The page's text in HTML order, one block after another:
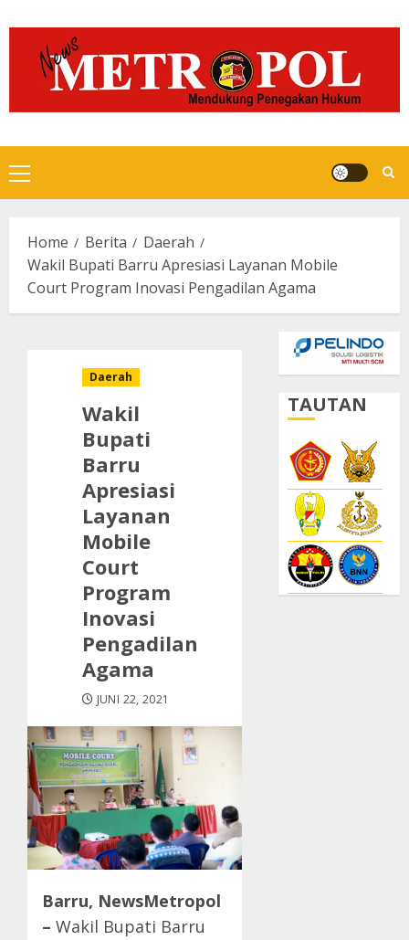
to
content
Primary
Menu
Home Berita
Daerah
Wakil Bupati Barru Apresiasi Layanan Mobile
Court Program Inovasi Pengadilan Agama
Daerah
Wakil
Bupati
Barru
Apresiasi
Layanan
Mobile
Court
Program
Inovasi
Pengadilan
Agama
JUNI 22, 2021
Barru, NewsMetropol
– Wakil Bupati Barru
TAUTAN